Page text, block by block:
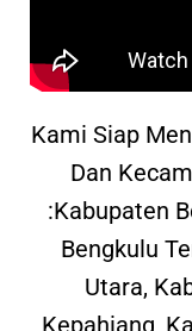
Kami Siap
Dan
:Kabupaten
Bengkulu
Utara,
Kepahiang,